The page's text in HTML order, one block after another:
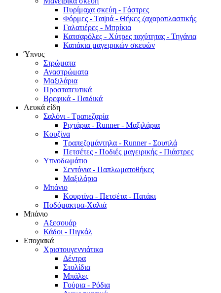
Πυρίμαχα σκεύη - Γάστρες
Φόρμες - Ταψιά - Θήκες ζαχαροπλαστικής
Γαλατιέρες - Μπρίκια
Κατσαρόλες - Χύτρες ταχύτητας - Τηγάνια
Καπάκια μαγειρικών σκευών
Ύπνος
Στρώματα
Αναστρώματα
Μαξιλάρια
Προστατευτικά
Βρεφικά - Παιδικά
Λευκά είδη
Σαλόνι - Τραπεζαρία
Ριχτάρια - Runner - Μαξιλάρια
Κουζίνα
Τραπεζομάντηλα - Runner - Σουπλά
Πετσέτες - Ποδιές μαγειρικής - Πιάστρες
Υπνοδωμάτιο
Σεντόνια - Παπλωματοθήκες
Μαξιλάρια
Μπάνιο
Κουρτίνα - Πετσέτα - Πατάκι
Ποδόμακτρα-Χαλιά
Μπάνιο
Αξεσουάρ
Κάδοι - Πιγκάλ
Εποχιακά
Χριστουγεννιάτικα
Δέντρα
Στολίδια
Μπάλες
Γούρια - Ρόδια